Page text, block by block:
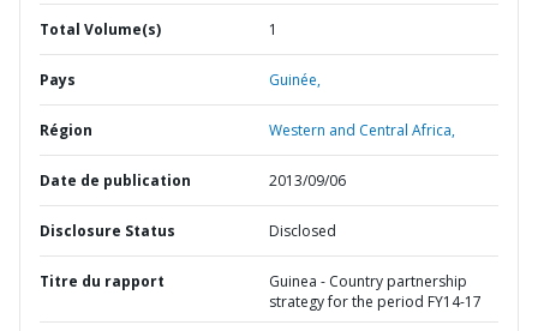
Total Volume(s) 1
Pays Guinée,
Région Western and Central Africa,
Date de publication 2013/09/06
Disclosure Status Disclosed
Titre du rapport
Guinea - Country partnership
strategy for the period FY14-17